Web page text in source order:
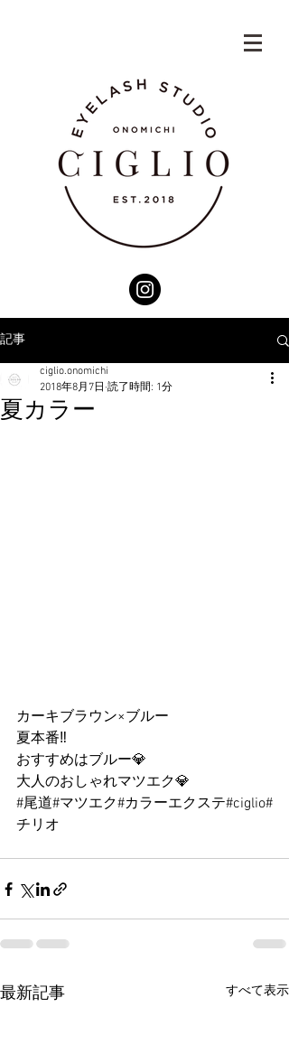
記事
夏カラー
ciglio.onomichi
2018年8月7日 読了時間: 1分
カーキブラウン×ブルー
夏本番‼︎
おすすめはブルー💎
大人のおしゃれマツエク💎
#尾道#マツエク#カラーエクステ#ciglio#
チリオ
最新記事 すべて表示